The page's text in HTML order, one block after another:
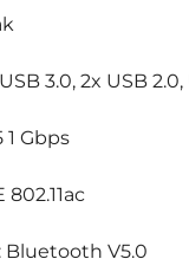
3.0, 2x USB
1 Gbps
802.11ac
: Bluetooth V5.0